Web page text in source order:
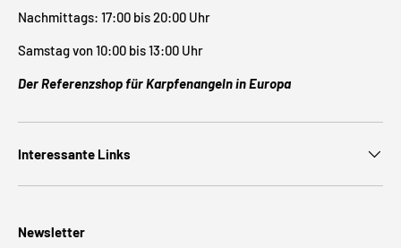
Nachmittags: 17:00 bis 20:00 Uhr
Samstag von 10:00 bis 13:00 Uhr
Der Referenzshop für Karpfenangeln in Europa
Interessante Links
Newsletter